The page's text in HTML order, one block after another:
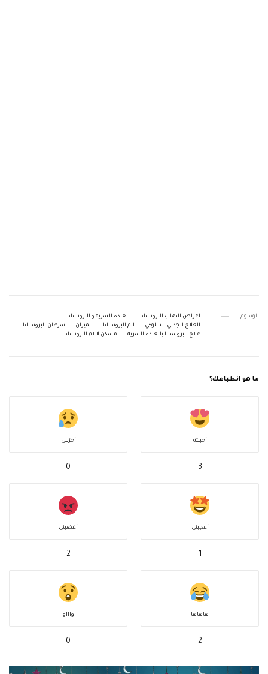
الوسوم اعراض التهاب البروستاتا
العادة السرية و البروستاتا
العلاج الجدلي السلوكي
الم البروستاتا الميزان
سرطان البروستاتا
علاج البروستاتا بالعادة السرية
مسكن لالام البروستاتا
ما هو انطباعك؟
أحببته
3
أحزنني
0
أعجبني
1
أغضبني
2
هاهاها
2
واااو
0